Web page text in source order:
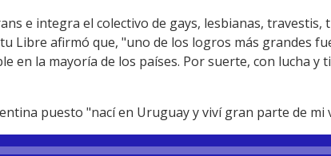
e integra el colectivo de gays, lesbianas, travestis,
Libre afirmó que, "uno de los logros más grandes
en la mayoría de los países. Por suerte, con lucha y
puesto "nací en Uruguay y viví gran parte de mi